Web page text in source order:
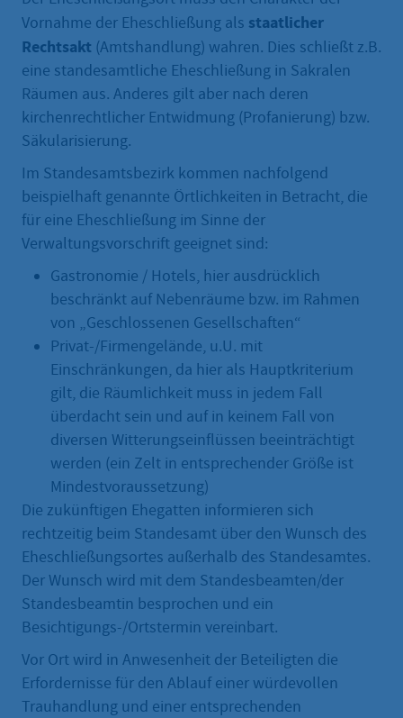
Vornahme der Eheschließung als staatlicher
Rechtsakt (Amtshandlung) wahren. Dies schließt z.B.
eine standesamtliche Eheschließung in Sakralen
Räumen aus. Anderes gilt aber nach deren
kirchenrechtlicher Entwidmung (Profanierung) bzw.
Säkularisierung.
Im Standesamtsbezirk kommen nachfolgend
beispielhaft genannte Örtlichkeiten in Betracht, die
für eine Eheschließung im Sinne der
Verwaltungsvorschrift geeignet sind:
Gastronomie / Hotels, hier ausdrücklich
beschränkt auf Nebenräume bzw. im Rahmen
von „Geschlossenen Gesellschaften“
Privat-/Firmengelände, u.U. mit
Einschränkungen, da hier als Hauptkriterium
gilt, die Räumlichkeit muss in jedem Fall
überdacht sein und auf in keinem Fall von
diversen Witterungseinflüssen beeinträchtigt
werden (ein Zelt in entsprechender Größe ist
Mindestvoraussetzung)
Die zukünftigen Ehegatten informieren sich
rechtzeitig beim Standesamt über den Wunsch des
Eheschließungsortes außerhalb des Standesamtes.
Der Wunsch wird mit dem Standesbeamten/der
Standesbeamtin besprochen und ein
Besichtigungs-/Ortstermin vereinbart.
Vor Ort wird in Anwesenheit der Beteiligten die
Erfordernisse für den Ablauf einer würdevollen
Trauhandlung und einer entsprechenden